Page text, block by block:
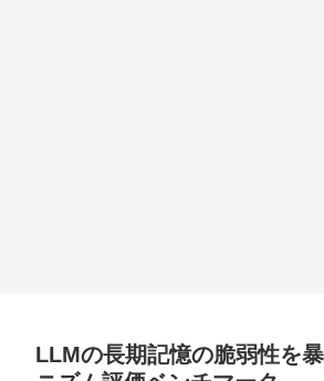
LLMの長期記憶の脆弱性を